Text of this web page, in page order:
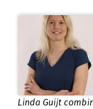
Linda Guijt